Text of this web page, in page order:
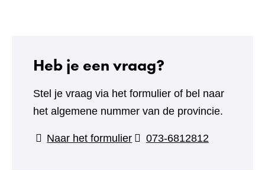
Heb je een vraag?
Stel je vraag via het formulier of bel naar
het algemene nummer van de provincie.
Naar het formulier(verwijst
073-6812812